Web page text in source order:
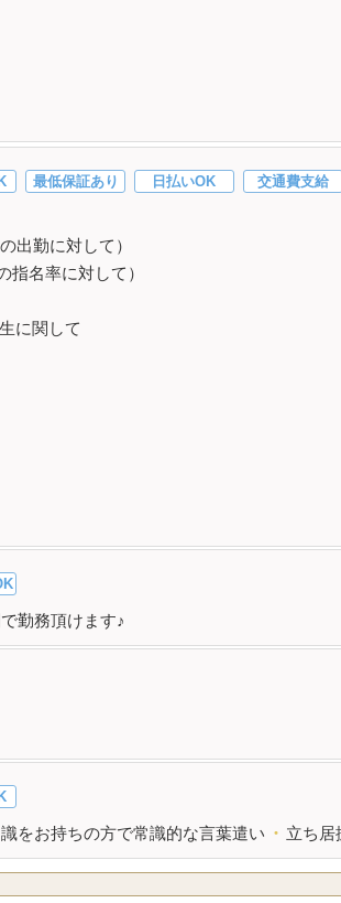
最低保証あり 日払いOK 交通費支給
出勤に対して）
指名率に対して）
に関して
勤務頂けます♪
をお持ちの方で常識的な言葉遣い ・ 立ち居